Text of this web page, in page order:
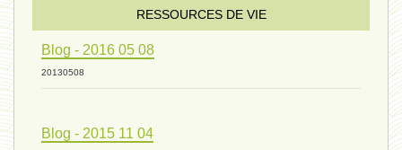
ressources de vie 04 - 26
mode de production industriel 01 -
RESSOURCES DE VIE
Blog - 2016 05 08
20130508
Blog - 2015 11 04